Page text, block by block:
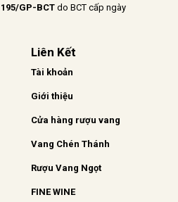
195/GP-BCT do BCT cấp ngày
Liên Kết
Tài khoản
Giới thiệu
Cửa hàng rượu vang
Vang Chén Thánh
Rượu Vang Ngọt
FINE WINE